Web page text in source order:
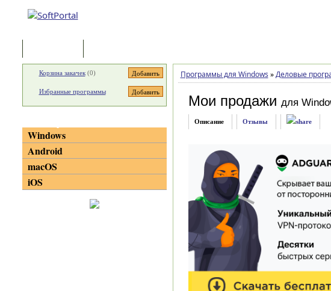
Программы для Windows » Деловые
Мои продажи для
Описание Отзывы
Корзина закачек(0)
Избранные программы
Windows
Android
macOS
iOS